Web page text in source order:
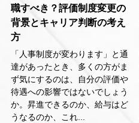
職すべき？評価制度変更の
背景とキャリア判断の考え
方
「人事制度が変わります」と通
達があったとき、多くの方がま
ず気にするのは、自分の評価や
待遇への影響ではないでしょう
か。昇進できるのか、給与はど
うなるのか、これ...